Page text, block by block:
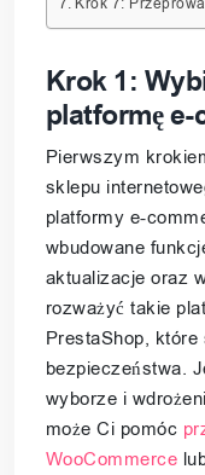
Krok 1:
platformę
Pierwszym
sklepu
platformy e-
wbudowane
aktualizacje oraz
rozważyć takie
PrestaShop,
bezpieczeństwa.
wyborze i
może Ci pomóc
WooCommerce